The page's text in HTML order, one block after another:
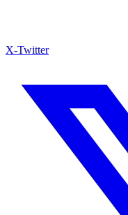
X-Twitter